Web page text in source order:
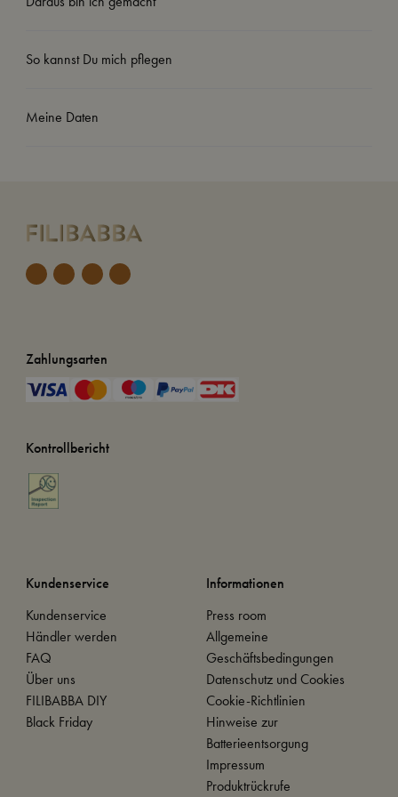
So kannst Du mich pflegen
Meine Daten
Zahlungsarten
Kontrollbericht
Kundenservice
Kundenservice
Händler werden
FAQ
Über uns
FILIBABBA DIY
Black Friday
Informationen
Press room
Allgemeine
Geschäftsbedingungen
Datenschutz und Cookies
Cookie-Richtlinien
Hinweise zur
Batterieentsorgung
Impressum
Produktrückrufe